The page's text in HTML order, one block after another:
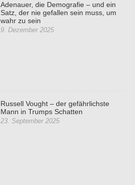
Adenauer, die Demografie – und ein
Satz, der nie gefallen sein muss, um
wahr zu sein
9. Dezember 2025
Russell Vought – der gefährlichste
Mann in Trumps Schatten
23. September 2025